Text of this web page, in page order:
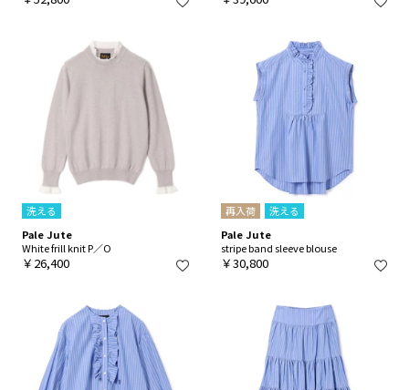
洗える
Pale Jute
White frill knit P／O
￥26,400
再入荷
洗える
Pale Jute
stripe band sleeve blouse
￥30,800